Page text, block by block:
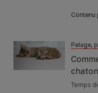
Contenu
Pelage,
Temps